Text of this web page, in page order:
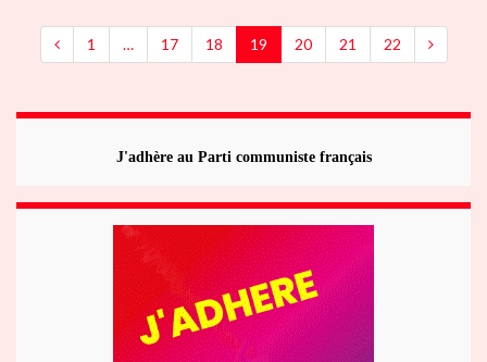
1 … 17 18 19 20 21 22
J'adhère au Parti communiste français